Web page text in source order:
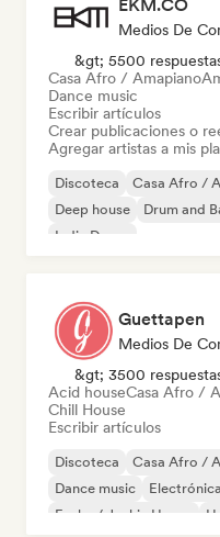
EKM.CO
&gt; 5500
Casa Afro / Amapiano
Dance music
Escribir artículos
Crear publicaciones o
Agregar artistas a mis
Discoteca Casa Afro /
Deep house
Drum and
Indie Dance
Guettapen
Medios De
&gt; 3500
Acid houseCasa Afro /
Chill House
Escribir artículos
Discoteca Casa Afro /
Dance music
Electrónica
Funky / Jackin House